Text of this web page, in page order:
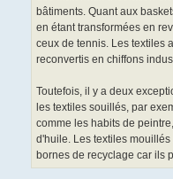
bâtiments. Quant aux
en étant transformées en
ceux de tennis. Les textiles
reconvertis en chiffons
Toutefois, il y a deux
les textiles souillés, par
comme les habits de
d'huile. Les textiles
bornes de recyclage car ils